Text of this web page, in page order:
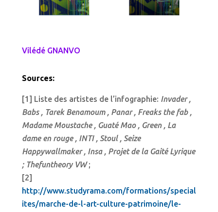
Vilédé GNANVO
Sources:
[1] Liste des artistes de l’infographie: Invader ,
Babs , Tarek Benamoum , Panar , Freaks the fab ,
Madame Moustache , Guaté Mao , Green , La
dame en rouge , INTI , Stoul , Seize
Happywallmaker , Insa , Projet de la Gaité Lyrique
; Thefuntheory VW;
[2]
http://www.studyrama.com/formations/special
ites/marche-de-l-art-culture-patrimoine/le-